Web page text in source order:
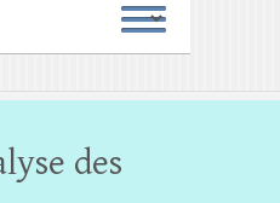
des